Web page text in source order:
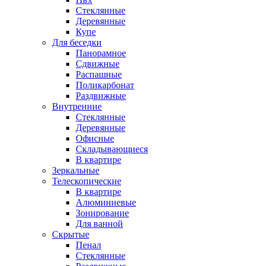
Стеклянные
Деревянные
Купе
Для беседки
Панорамное
Сдвижные
Распашные
Поликарбонат
Раздвижные
Внутренние
Стеклянные
Деревянные
Офисные
Складывающиеся
В квартире
Зеркальные
Телескопические
В квартире
Алюминиевые
Зонирование
Для ванной
Скрытые
Пенал
Стеклянные